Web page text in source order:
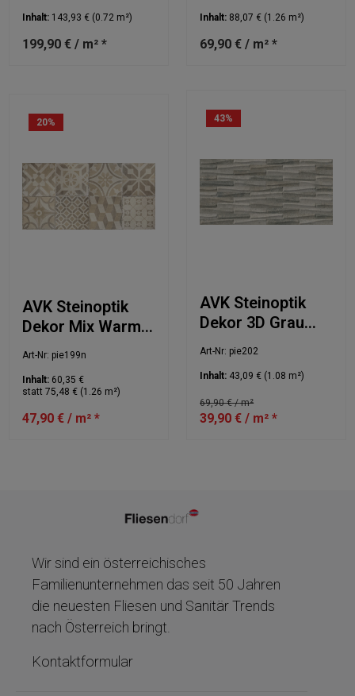
Inhalt: 143,93 € (0.72 m²)
199,90 € / m² *
Inhalt: 88,07 € (1.26 m²)
69,90 € / m² *
20%
AVK Steinoptik
Dekor Mix Warm
30x60cm
Art-Nr: pie199n
Inhalt: 60,35 €
statt 75,48 € (1.26 m²)
47,90 € / m² *
43%
AVK Steinoptik
Dekor 3D Grau
30x60cm
Art-Nr: pie202
Inhalt: 43,09 € (1.08 m²)
69,90 € / m²
39,90 € / m² *
Wir sind ein österreichisches
Familienunternehmen das seit 50 Jahren
die neuesten Fliesen und Sanitär Trends
nach Österreich bringt.
Kontaktformular